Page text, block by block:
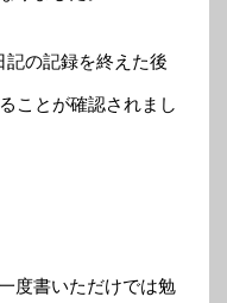
記の記録を終えた後
ことが確認されまし
度書いただけでは勉